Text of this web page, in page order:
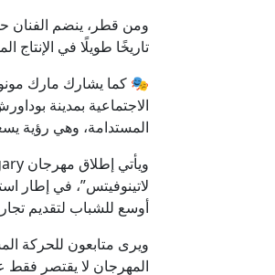
ومن قطر، ينضم الفنان
تاريخًا طويلًا في
🎭 كما يشارك مارك
الاجتماعية بمدينة
المستدامة، وهي رؤية
لاتينوفيتس”، في إطار
أوسع للشباب لتقديم
ويرى متابعون للحركة
المهرجان لا يقتصر فقط